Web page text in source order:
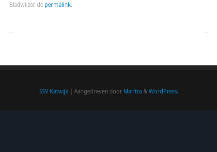
Bladwijzer de permalink.
SSV Katwijk| Aangedreven door Mantra& WordPress.